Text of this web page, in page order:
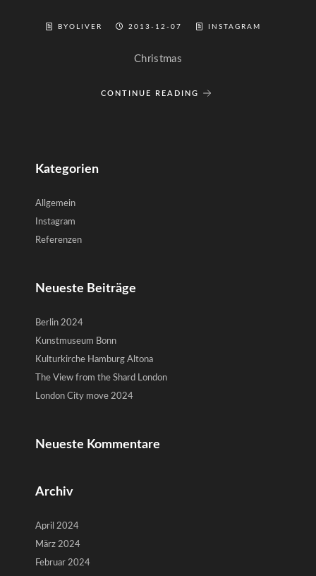
BYOLIVER 2013-12-07 INSTAGRAM
Christmas
CONTINUE READING
Kategorien
Allgemein
Instagram
Referenzen
Neueste Beiträge
Berlin 2024
Kunstmuseum Bonn
Kulturkirche Hamburg Altona
The View from the Shard London
London City move 2024
Neueste Kommentare
Archiv
April 2024
März 2024
Februar 2024